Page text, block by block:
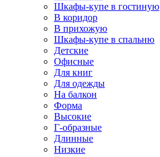
Шкафы-купе в гостиную
В коридор
В прихожую
Шкафы-купе в спальню
Детские
Офисные
Для книг
Для одежды
На балкон
Форма
Высокие
Г-образные
Длинные
Низкие